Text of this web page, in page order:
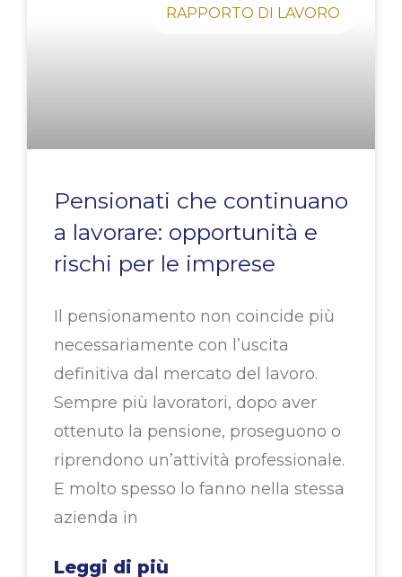
RAPPORTO DI LAVORO
Pensionati che continuano
a lavorare: opportunità e
rischi per le imprese
Il pensionamento non coincide più
necessariamente con l’uscita
definitiva dal mercato del lavoro.
Sempre più lavoratori, dopo aver
ottenuto la pensione, proseguono o
riprendono un’attività professionale.
E molto spesso lo fanno nella stessa
azienda in
Leggi di più